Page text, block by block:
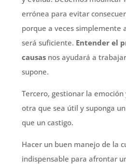
errónea para evitar
porque a veces simplemente
será suficiente. Entender el
causas nos ayudará a
supone.
Tercero, gestionar la
otra que sea útil y suponga
que un castigo.
Hacer un buen manejo de la
indispensable para afrontar